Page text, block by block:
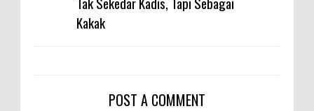
Kakak
POST A COMMENT